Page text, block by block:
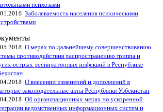
психозами
Заболеваемость населения психическими
О мерах по дальнейшему совершенствованию
противодействия распространению гриппа и
острых респираторных инфекций в Республике
О внесении изменений и дополнений в
законодательные акты Республики Узбекистан
Об организационных мерах но ускоренной
ведомственных информационных систем и